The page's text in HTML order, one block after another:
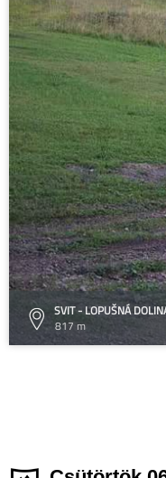
SVIT - LOPUŠNÁ
817 m